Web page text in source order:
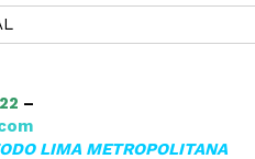
–
LIMA METROPOLITANA